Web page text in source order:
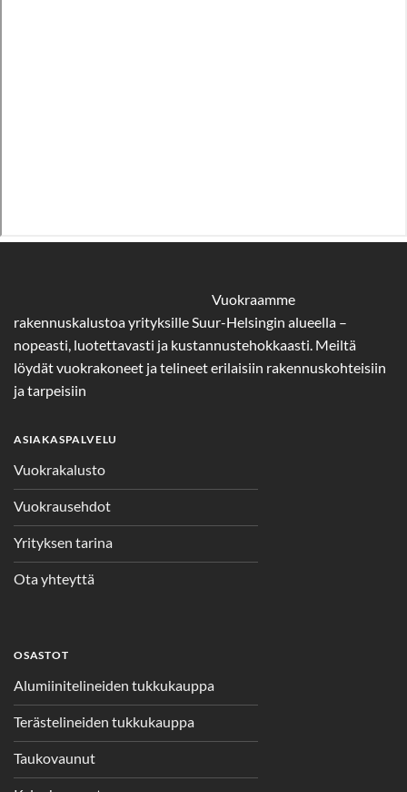
Vuokraamme
rakennuskalustoa yrityksille Suur-Helsingin alueella –
nopeasti, luotettavasti ja kustannustehokkaasti. Meiltä
löydät vuokrakoneet ja telineet erilaisiin rakennuskohteisiin
ja tarpeisiin
ASIAKASPALVELU
Vuokrakalusto
Vuokrausehdot
Yrityksen tarina
Ota yhteyttä
OSASTOT
Alumiinitelineiden tukkukauppa
Terästelineiden tukkukauppa
Taukovaunut